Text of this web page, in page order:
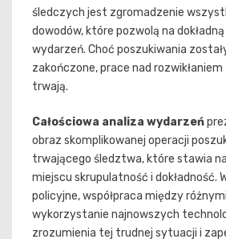
śledczych jest zgromadzenie
dowodów, które pozwolą na
wydarzeń. Choć poszukiwania
zakończone, prace nad
trwają.
Całościowa analiza wydarzeń
obraz skomplikowanej operacji
trwającego śledztwa, które stawia
miejscu skrupulatność i dokładność.
policyjne, współpraca między
wykorzystanie najnowszych
zrozumienia tej trudnej sytuacji i